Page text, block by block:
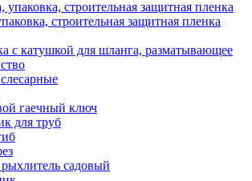
строительная защитная пленка
с катушкой для шланга, разматывающее
гаечный ключ
для труб
садовый